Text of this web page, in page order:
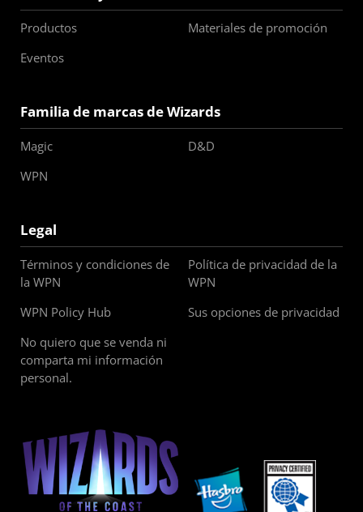
Productos
Materiales de promoción
Eventos
Familia de marcas de Wizards
Magic
D&D
WPN
Legal
Términos y condiciones de
la WPN
Política de privacidad de la
WPN
WPN Policy Hub
Sus opciones de privacidad
No quiero que se venda ni
comparta mi información
personal.